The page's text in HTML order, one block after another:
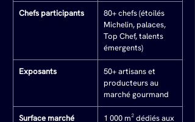
Chefs participants
80+ chefs (étoilés
Michelin, palaces,
Top Chef, talents
émergents)
Exposants
50+ artisans et
producteurs au
marché gourmand
Surface marché
1 000 m² dédiés aux